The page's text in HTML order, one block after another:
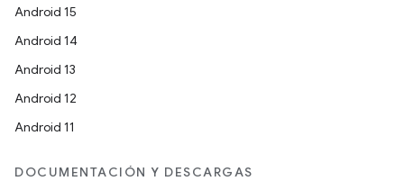
Android 15
Android 14
Android 13
Android 12
Android 11
DOCUMENTACIÓN Y DESCARGAS